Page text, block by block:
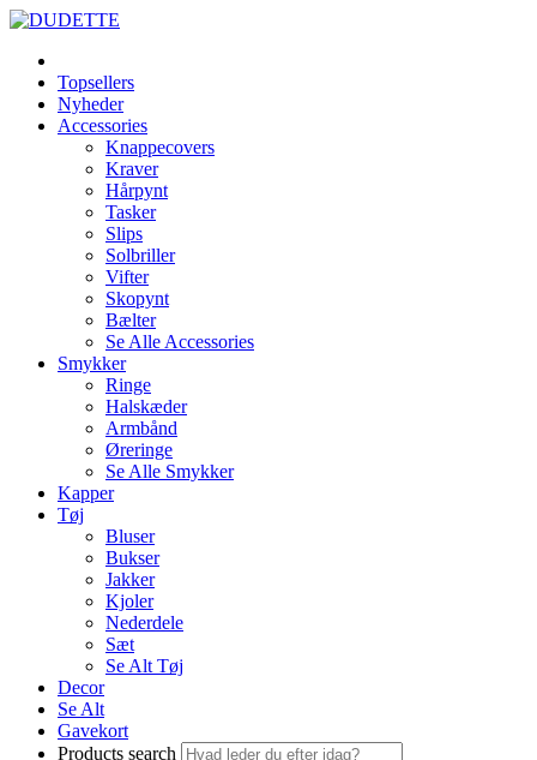
Topsellers
Nyheder
Accessories
Knappecovers
Kraver
Hårpynt
Tasker
Slips
Solbriller
Vifter
Skopynt
Bælter
Se Alle Accessories
Smykker
Ringe
Halskæder
Armbånd
Øreringe
Se Alle Smykker
Kapper
Tøj
Bluser
Bukser
Jakker
Kjoler
Nederdele
Sæt
Se Alt Tøj
Decor
Se Alt
Gavekort
Products search